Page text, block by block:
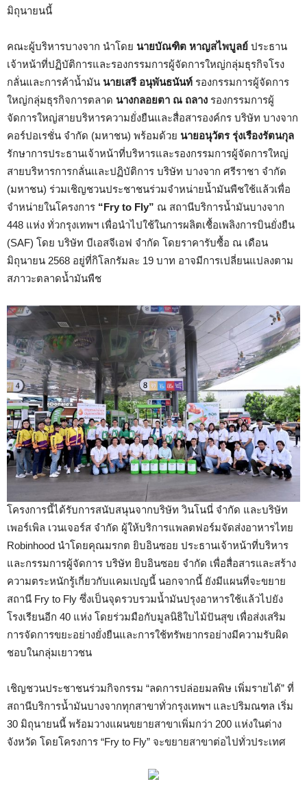
มิถุนายนนี้
คณะผู้บริหารบางจาก นำโดย นายบัณฑิต หาญสไพบูลย์ ประธาน
เจ้าหน้าที่ปฏิบัติการและรองกรรมการผู้จัดการใหญ่กลุ่มธุรกิจโรง
กลั่นและการค้าน้ำมัน นายเสรี อนุพันธนันท์ รองกรรมการผู้จัดการ
ใหญ่กลุ่มธุรกิจการตลาด นางกลอยตา ณ ถลาง รองกรรมการผู้
จัดการใหญ่สายบริหารความยั่งยืนและสื่อสารองค์กร บริษัท บางจาก
คอร์ปอเรชั่น จำกัด (มหาชน) พร้อมด้วย นายอนุวัตร รุ่งเรืองรัตนกุล
รักษาการประธานเจ้าหน้าที่บริหารและรองกรรมการผู้จัดการใหญ่
สายบริหารการกลั่นและปฏิบัติการ บริษัท บางจาก ศรีราชา จำกัด
(มหาชน) ร่วมเชิญชวนประชาชนร่วมจำหน่ายน้ำมันพืชใช้แล้วเพื่อ
จำหน่ายในโครงการ “Fry to Fly” ณ สถานีบริการน้ำมันบางจาก
448 แห่ง ทั่วกรุงเทพฯ เพื่อนำไปใช้ในการผลิตเชื้อเพลิงการบินยั่งยืน
(SAF) โดย บริษัท บีเอสจีเอฟ จำกัด โดยราคารับซื้อ ณ เดือน
มิถุนายน 2568 อยู่ที่กิโลกรัมละ 19 บาท อาจมีการเปลี่ยนแปลงตาม
สภาวะตลาดน้ำมันพืช
โครงการนี้ได้รับการสนับสนุนจากบริษัท วินโนนี่ จำกัด และบริษัท
เพอร์เพิล เวนเจอร์ส จำกัด ผู้ให้บริการแพลตฟอร์มจัดส่งอาหารไทย
Robinhood นำโดยคุณมรกต ยิบอินซอย ประธานเจ้าหน้าที่บริหาร
และกรรมการผู้จัดการ บริษัท ยิบอินซอย จำกัด เพื่อสื่อสารและสร้าง
ความตระหนักรู้เกี่ยวกับแคมเปญนี้ นอกจากนี้ ยังมีแผนที่จะขยาย
สถานี Fry to Fly ซึ่งเป็นจุดรวบรวมน้ำมันปรุงอาหารใช้แล้วไปยัง
โรงเรียนอีก 40 แห่ง โดยร่วมมือกับมูลนิธิใบไม้ปันสุข เพื่อส่งเสริม
การจัดการขยะอย่างยั่งยืนและการใช้ทรัพยากรอย่างมีความรับผิด
ชอบในกลุ่มเยาวชน
เชิญชวนประชาชนร่วมกิจกรรม “ลดการปล่อยมลพิษ เพิ่มรายได้” ที่
สถานีบริการน้ำมันบางจากทุกสาขาทั่วกรุงเทพฯ และปริมณฑล เริ่ม
30 มิถุนายนนี้ พร้อมวางแผนขยายสาขาเพิ่มกว่า 200 แห่งในต่าง
จังหวัด โดยโครงการ “Fry to Fly” จะขยายสาขาต่อไปทั่วประเทศ